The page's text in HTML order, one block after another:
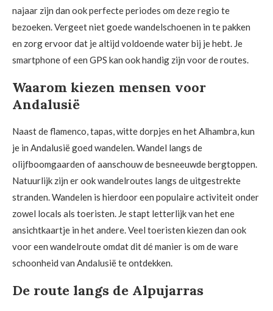
najaar zijn dan ook perfecte periodes om deze regio te
bezoeken. Vergeet niet goede wandelschoenen in te pakken
en zorg ervoor dat je altijd voldoende water bij je hebt. Je
smartphone of een GPS kan ook handig zijn voor de routes.
Waarom kiezen mensen voor
Andalusië
Naast de flamenco, tapas, witte dorpjes en het Alhambra, kun
je in Andalusië goed wandelen. Wandel langs de
olijfboomgaarden of aanschouw de besneeuwde bergtoppen.
Natuurlijk zijn er ook wandelroutes langs de uitgestrekte
stranden. Wandelen is hierdoor een populaire activiteit onder
zowel locals als toeristen. Je stapt letterlijk van het ene
ansichtkaartje in het andere. Veel toeristen kiezen dan ook
voor een wandelroute omdat dit dé manier is om de ware
schoonheid van Andalusië te ontdekken.
De route langs de Alpujarras